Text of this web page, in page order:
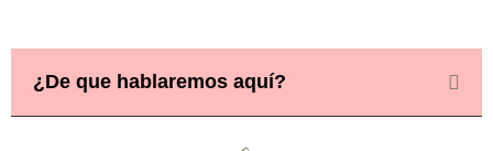
¿De que hablaremos aquí?